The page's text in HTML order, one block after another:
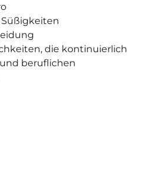
die kontinuierlich
beruflichen